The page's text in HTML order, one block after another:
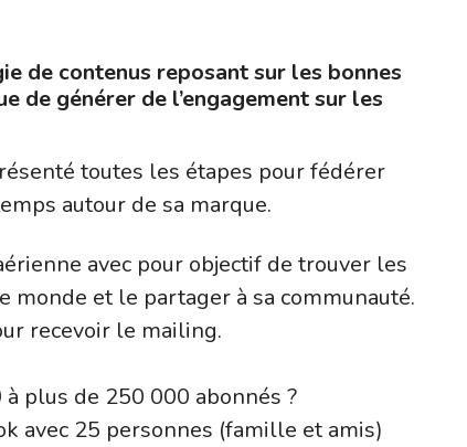
de contenus reposant sur les bonnes
de générer de l’engagement sur les
toutes les étapes pour fédérer
autour de sa marque.
avec pour objectif de trouver les
et le partager à sa communauté.
recevoir le mailing.
plus de 250 000 abonnés ?
avec 25 personnes (famille et amis)